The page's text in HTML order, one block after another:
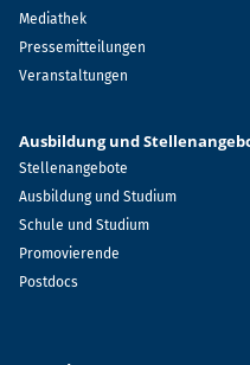
Mediathek
Pressemitteilungen
Veranstaltungen
Ausbildung und
Stellenangebote
Ausbildung und Studium
Schule und Studium
Promovierende
Postdocs